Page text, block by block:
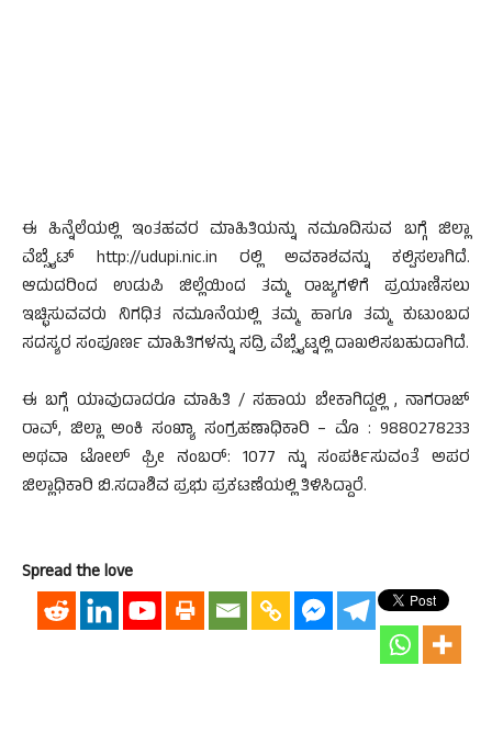
ಈ ಹಿನ್ನೆಲೆಯಲ್ಲಿ ಇಂತಹವರ ಮಾಹಿತಿಯನ್ನು ನಮೂದಿಸುವ ಬಗ್ಗೆ ಜಿಲ್ಲಾ
ವೆಬ್ಸೈಟ್ http://udupi.nic.in ರಲ್ಲಿ ಅವಕಾಶವನ್ನು ಕಲ್ಪಿಸಲಾಗಿದೆ.
ಆದುದರಿಂದ ಉಡುಪಿ ಜಿಲ್ಲೆಯಿಂದ ತಮ್ಮ ರಾಜ್ಯಗಳಿಗೆ ಪ್ರಯಾಣಿಸಲು
ಇಚ್ಛಿಸುವವರು ನಿಗಧಿತ ನಮೂನೆಯಲ್ಲಿ ತಮ್ಮ ಹಾಗೂ ತಮ್ಮ ಕುಟುಂಬದ
ಸದಸ್ಯರ ಸಂಪೂರ್ಣ ಮಾಹಿತಿಗಳನ್ನು ಸದ್ರಿ ವೆಬ್ಸೈಟ್ನಲ್ಲಿ ದಾಖಲಿಸಬಹುದಾಗಿದೆ.
ಈ ಬಗ್ಗೆ ಯಾವುದಾದರೂ ಮಾಹಿತಿ / ಸಹಾಯ ಬೇಕಾಗಿದ್ದಲ್ಲಿ , ನಾಗರಾಜ್
ರಾವ್, ಜಿಲ್ಲಾ ಅಂಕಿ ಸಂಖ್ಯಾ ಸಂಗ್ರಹಣಾಧಿಕಾರಿ – ಮೊ : 9880278233
ಅಥವಾ ಟೋಲ್ ಫ್ರೀ ನಂಬರ್: 1077 ನ್ನು ಸಂಪರ್ಕಿಸುವಂತೆ ಅಪರ
ಜಿಲ್ಲಾಧಿಕಾರಿ ಬಿ.ಸದಾಶಿವ ಪ್ರಭು ಪ್ರಕಟಣೆಯಲ್ಲಿ ತಿಳಿಸಿದ್ದಾರೆ.
Spread the love